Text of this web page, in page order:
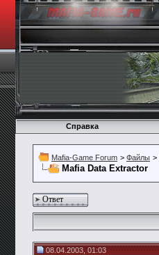
Справка
Mafia-Game Forum > Файлы >
Mafia Data Extractor
Ответ
08.04.2003, 01:03